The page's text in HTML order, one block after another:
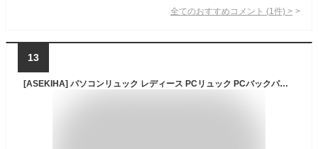
全てのおすすめコメント (1 件) >
13
[ASEKIHA] パソコンリュック レディース PCリュック PCバックパック ビジネスバッグ PC収納 バッグ リュックサック 人気 自立 薄型 軽量 防水 大容量 a4対応 通学 通勤 防振パッド付き 15.6インチ